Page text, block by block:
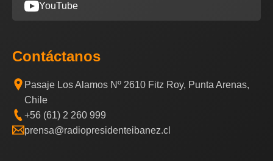
YouTube
Contáctanos
Pasaje Los Alamos Nº 2610 Fitz Roy, Punta Arenas,
Chile
+56 (61) 2 260 999
prensa@radiopresidenteibanez.cl